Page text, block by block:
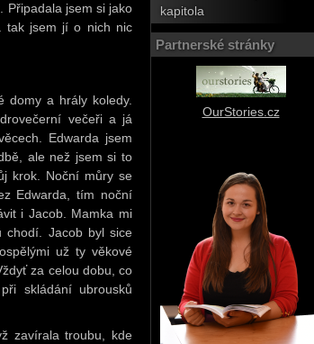
Připadala jsem si jako
tak jsem jí o nich nic
domy a hrály koledy.
večeři a já
Edwarda jsem
ale než jsem si to
krok. Noční můry se
Edwarda, tím noční
i Jacob. Mamka mi
chodí. Jacob byl sice
už ty věkové
za celou dobu, co
skládání ubrousků
zavírala troubu, kde
kapitola
Partnerské stránky
OurStories.cz